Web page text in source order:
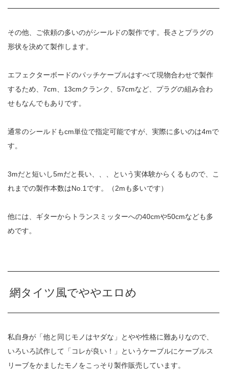
その他、ご依頼の多いのがシールドの製作です。長さとプラグの
形状を決めて製作します。
エフェクターボードのパッチケーブルはすべて現物合わせで製作
するため、7cm、13cmクランク、57cmなど、プラグの組み合わ
せもなんでもありです。
通常のシールドもcm単位で指定可能ですが、実際に多いのは4mで
す。
3mだと短いし5mだと長い、、、という実体験からくるもので、こ
れまでの製作本数はNo.1です。（2mも多いです）
他には、ギターからトランスミッターへの40cmや50cmなども多
めです。
網タイツ風でややエロめ
私自身が「他と同じモノはヤダな」とやや性格に難ありなので、
いろいろ試作して「コレが良い！」というケーブルにケーブルス
リーブをかましたモノをこっそり製作販売しています。